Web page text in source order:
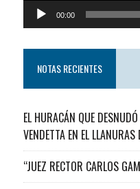
00:00
NOTAS RECIENTES
EL HURACÁN QUE
VENDETTA EN EL
“JUEZ RECTOR CARLOS